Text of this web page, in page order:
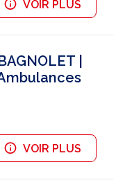
VOIR PLUS
|
VOIR PLUS